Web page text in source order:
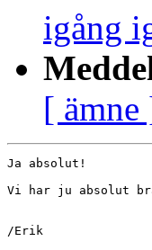
igång
[ ämne
Ja absolut!
Vi har ju absolut
/Erik